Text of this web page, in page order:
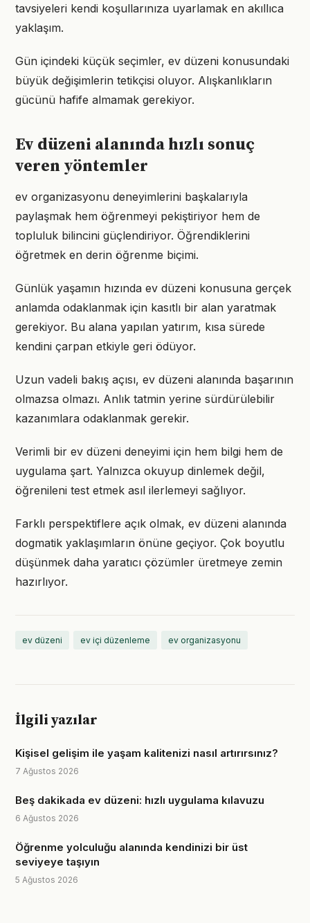
tavsiyeleri kendi koşullarınıza uyarlamak en akıllıca
yaklaşım.
Gün içindeki küçük seçimler, ev düzeni konusundaki
büyük değişimlerin tetikçisi oluyor. Alışkanlıkların
gücünü hafife almamak gerekiyor.
Ev düzeni alanında hızlı sonuç
veren yöntemler
ev organizasyonu deneyimlerini başkalarıyla
paylaşmak hem öğrenmeyi pekiştiriyor hem de
topluluk bilincini güçlendiriyor. Öğrendiklerini
öğretmek en derin öğrenme biçimi.
Günlük yaşamın hızında ev düzeni konusuna gerçek
anlamda odaklanmak için kasıtlı bir alan yaratmak
gerekiyor. Bu alana yapılan yatırım, kısa sürede
kendini çarpan etkiyle geri ödüyor.
Uzun vadeli bakış açısı, ev düzeni alanında başarının
olmazsa olmazı. Anlık tatmin yerine sürdürülebilir
kazanımlara odaklanmak gerekir.
Verimli bir ev düzeni deneyimi için hem bilgi hem de
uygulama şart. Yalnızca okuyup dinlemek değil,
öğrenileni test etmek asıl ilerlemeyi sağlıyor.
Farklı perspektiflere açık olmak, ev düzeni alanında
dogmatik yaklaşımların önüne geçiyor. Çok boyutlu
düşünmek daha yaratıcı çözümler üretmeye zemin
hazırlıyor.
ev düzeni ev içi düzenleme ev organizasyonu
İlgili yazılar
Kişisel gelişim ile yaşam kalitenizi nasıl artırırsınız?
7 Ağustos 2026
Beş dakikada ev düzeni: hızlı uygulama kılavuzu
6 Ağustos 2026
Öğrenme yolculuğu alanında kendinizi bir üst
seviyeye taşıyın
5 Ağustos 2026